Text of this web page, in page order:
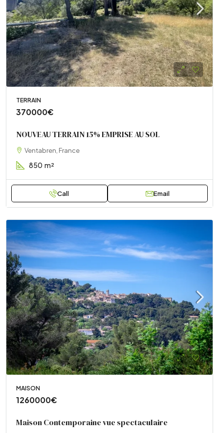
TERRAIN
370000€
NOUVEAU TERRAIN 15% EMPRISE AU SOL
Ventabren, France
850 m²
Call Email
MAISON
1260000€
Maison Contemporaine vue spectaculaire